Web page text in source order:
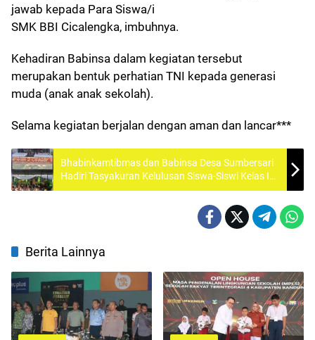
jawab kepada Para Siswa/i
SMK BBI Cicalengka, imbuhnya.
Kehadiran Babinsa dalam kegiatan tersebut
merupakan bentuk perhatian TNI kepada generasi
muda (anak anak sekolah).
Selama kegiatan berjalan dengan aman dan lancar***
Bhabinkamtibmas dan Babinsa Desa Sumbersari
Hadiri Tasyakuran Kelulusan Siswa-Siswi Kelas IX
SMPN 2 Ciparay
Berita Lainnya